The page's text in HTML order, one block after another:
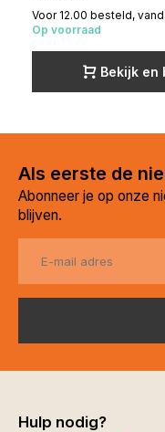
Voor 12.00 besteld,
Op voorraad
Bekijk en
Als eerste de
Abonneer je op onze
blijven.
Hulp nodig?